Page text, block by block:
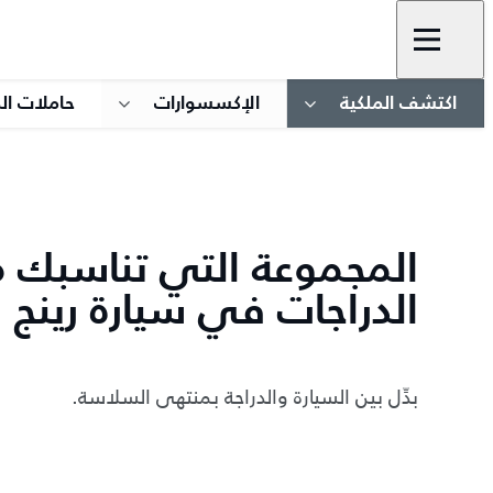
اكتشف الملكية الإكسسوارات حاملات
المجموعة التي
الدراجات في سيارة رينج
بدِّل بين السيارة والدراجة بمنتهى السلاسة.